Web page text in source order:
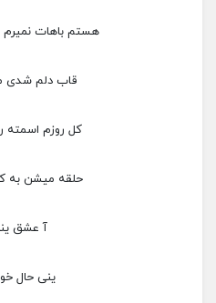
هستم باهات
قاب دلم شدی
کل روزم اسمته
حلقه میشن به
آ عشق
ینی‌ حال